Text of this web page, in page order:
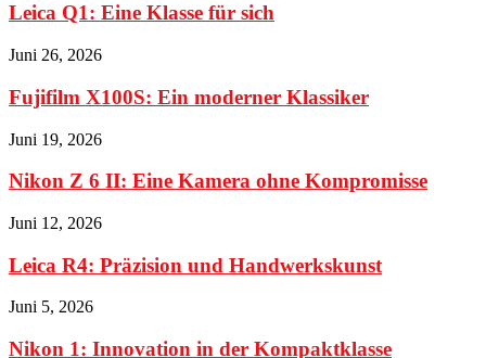
Leica Q1: Eine Klasse für sich
Juni 26, 2026
Fujifilm X100S: Ein moderner Klassiker
Juni 19, 2026
Nikon Z 6 II: Eine Kamera ohne Kompromisse
Juni 12, 2026
Leica R4: Präzision und Handwerkskunst
Juni 5, 2026
Nikon 1: Innovation in der Kompaktklasse